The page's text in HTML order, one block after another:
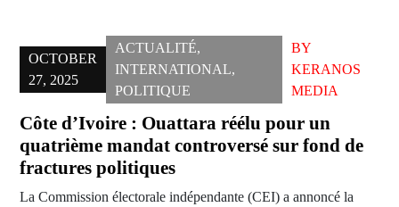
OCTOBER
27, 2025
ACTUALITÉ,
INTERNATIONAL,
POLITIQUE
BY
KERANOS
MEDIA
Côte d’Ivoire : Ouattara réélu pour un
quatrième mandat controversé sur fond de
fractures politiques
La Commission électorale indépendante (CEI) a annoncé la